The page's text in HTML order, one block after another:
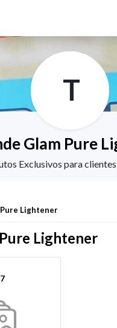
T
Glam Pure
Exclusivos para
Lightener
Lightener